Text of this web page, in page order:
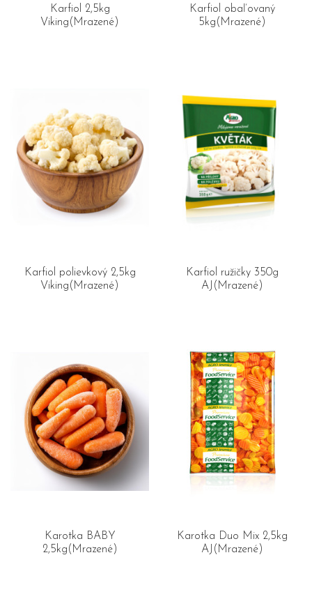
Karfiol 2,5kg
Viking(Mrazené)
Karfiol obaľovaný
5kg(Mrazené)
Karfiol polievkový 2,5kg
Viking(Mrazené)
Karfiol ružičky 350g
AJ(Mrazené)
Karotka BABY
2,5kg(Mrazené)
Karotka Duo Mix 2,5kg
AJ(Mrazené)